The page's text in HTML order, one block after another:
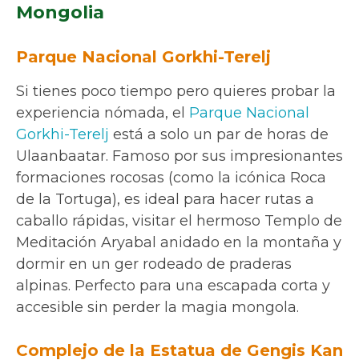
Mongolia
Parque Nacional Gorkhi-Terelj
Si tienes poco tiempo pero quieres probar la
experiencia nómada, el Parque Nacional
Gorkhi-Terelj está a solo un par de horas de
Ulaanbaatar. Famoso por sus impresionantes
formaciones rocosas (como la icónica Roca
de la Tortuga), es ideal para hacer rutas a
caballo rápidas, visitar el hermoso Templo de
Meditación Aryabal anidado en la montaña y
dormir en un ger rodeado de praderas
alpinas. Perfecto para una escapada corta y
accesible sin perder la magia mongola.
Complejo de la Estatua de Gengis Kan